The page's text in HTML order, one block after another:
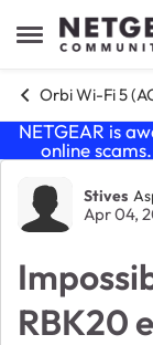
Open Side Menu
Skip to
Orbi Wi-Fi 5
NETGEAR is
online
Forum
Stives
Apr 04,
RBK20